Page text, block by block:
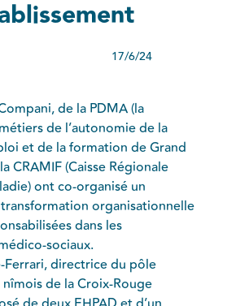
case, j'accepte les
de Confidentialité.
17/6/24
de la PDMA (la
de l’autonomie de la
et de la formation de Grand
CRAMIF (Caisse Régionale
ont co-organisé un
organisationnelle
dans les
sociaux.
Ferrari, directrice du pôle
de la Croix-Rouge